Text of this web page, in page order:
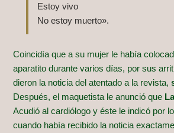
Estoy vivo
No estoy muerto».
Coincidía que a su mujer le había
aparatito durante varios días, por sus
dieron la noticia del atentado a la revista,
Después, el maquetista le anunció que
Acudió al cardiólogo y éste le indicó por
cuando había recibido la noticia